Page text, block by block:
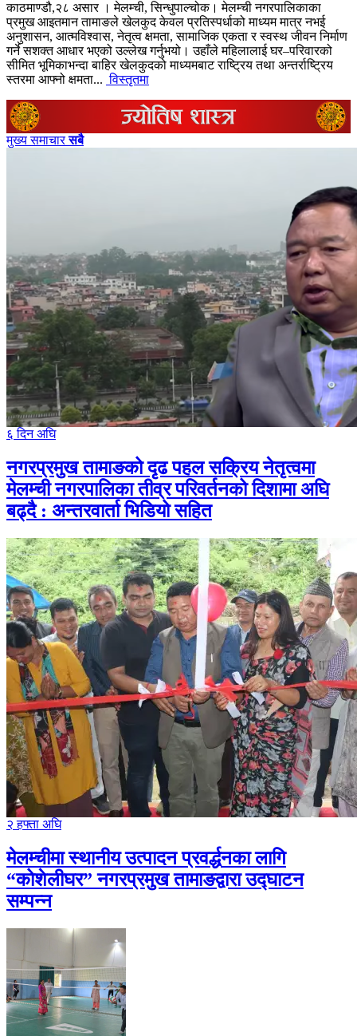
काठमाण्डौ,२८ असार । मेलम्ची, सिन्धुपाल्चोक। मेलम्ची नगरपालिकाका
प्रमुख आइतमान तामाङले खेलकुद केवल प्रतिस्पर्धाको माध्यम मात्र नभई
अनुशासन, आत्मविश्वास, नेतृत्व क्षमता, सामाजिक एकता र स्वस्थ जीवन निर्माण
गर्ने सशक्त आधार भएको उल्लेख गर्नुभयो। उहाँले महिलालाई घर–परिवारको
सीमित भूमिकाभन्दा बाहिर खेलकुदको माध्यमबाट राष्ट्रिय तथा अन्तर्राष्ट्रिय
स्तरमा आफ्नो क्षमता... विस्तृतमा
मुख्य समाचार सबै
६ दिन अघि
नगरप्रमुख तामाङको दृढ पहल सक्रिय नेतृत्वमा
मेलम्ची नगरपालिका तीव्र परिवर्तनको दिशामा अघि
बढ्दै : अन्तरवार्ता भिडियो सहित
२ हफ्ता अघि
मेलम्चीमा स्थानीय उत्पादन प्रवर्द्धनका लागि
“कोशेलीघर” नगरप्रमुख तामाङद्वारा उद्घाटन
सम्पन्न